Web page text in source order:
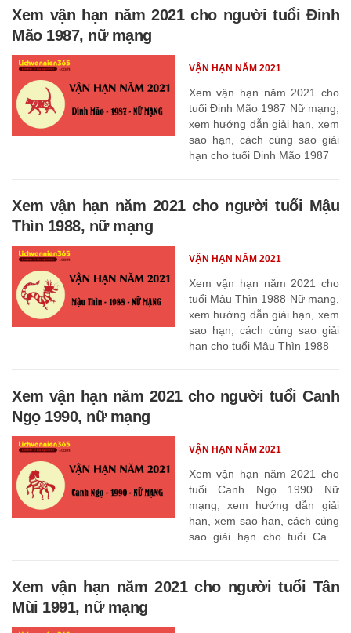
Xem vận hạn năm 2021 cho người tuổi Đinh
Mão 1987, nữ mạng
Xem vận hạn năm 2021 cho
tuổi Đinh Mão 1987 Nữ mạng,
xem hướng dẫn giải hạn, xem
sao hạn, cách cúng sao giải
hạn cho tuổi Đinh Mão 1987
VẬN HẠN NĂM 2021
Xem vận hạn năm 2021 cho người tuổi Mậu
Thìn 1988, nữ mạng
Xem vận hạn năm 2021 cho
tuổi Mậu Thìn 1988 Nữ mạng,
xem hướng dẫn giải hạn, xem
sao hạn, cách cúng sao giải
hạn cho tuổi Mậu Thìn 1988
VẬN HẠN NĂM 2021
Xem vận hạn năm 2021 cho người tuổi Canh
Ngọ 1990, nữ mạng
Xem vận hạn năm 2021 cho
tuổi Canh Ngọ 1990 Nữ
mạng, xem hướng dẫn giải
hạn, xem sao hạn, cách cúng
sao giải hạn cho tuổi Canh
VẬN HẠN NĂM 2021
Xem vận hạn năm 2021 cho người tuổi Tân
Mùi 1991, nữ mạng